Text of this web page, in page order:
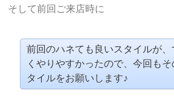
そして前回ご来店時に
前回のハネても良いスタイルが、
くやりやすかったので、今回もそ
タイルをお願いします♪